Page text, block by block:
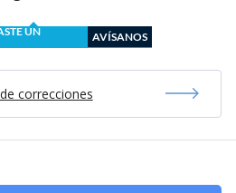
UN
AVÍSANOS
correcciones